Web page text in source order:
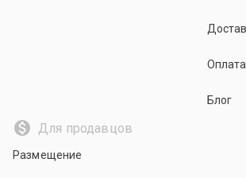
Оплата
Блог
Для продавцов
Размещение